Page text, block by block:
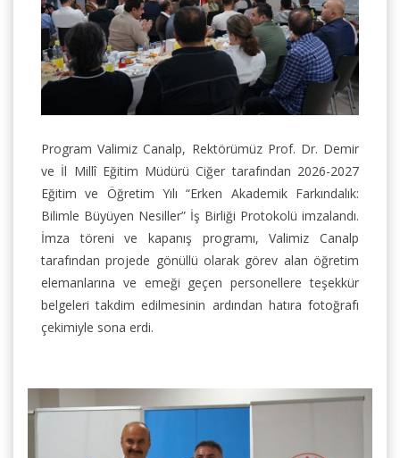
Program Valimiz Canalp, Rektörümüz Prof. Dr. Demir
ve İl Millî Eğitim Müdürü Ciğer tarafından 2026-2027
Eğitim ve Öğretim Yılı “Erken Akademik Farkındalık:
Bilimle Büyüyen Nesiller” İş Birliği Protokolü imzalandı.
İmza töreni ve kapanış programı, Valimiz Canalp
tarafından projede gönüllü olarak görev alan öğretim
elemanlarına ve emeği geçen personellere teşekkür
belgeleri takdim edilmesinin ardından hatıra fotoğrafı
çekimiyle sona erdi.